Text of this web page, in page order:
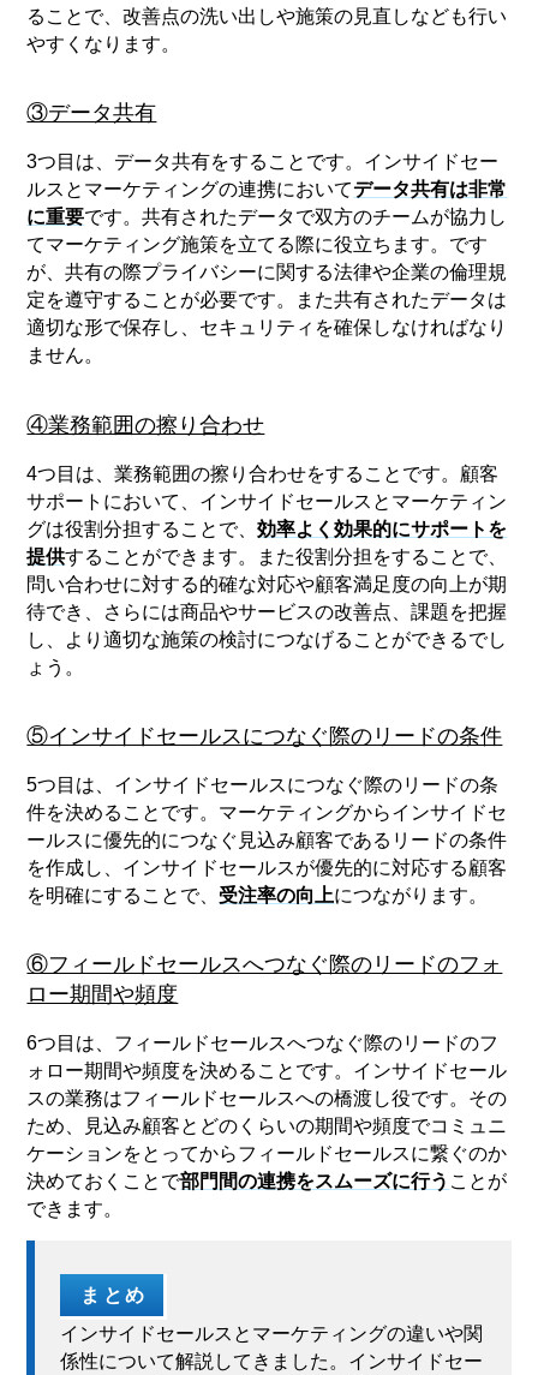
ることで、改善点の洗い出しや施策の見直しなども行い
やすくなります。
③データ共有
3つ目は、データ共有をすることです。インサイドセー
ルスとマーケティングの連携においてデータ共有は非常
に重要です。共有されたデータで双方のチームが協力し
てマーケティング施策を立てる際に役立ちます。です
が、共有の際プライバシーに関する法律や企業の倫理規
定を遵守することが必要です。また共有されたデータは
適切な形で保存し、セキュリティを確保しなければなり
ません。
④業務範囲の擦り合わせ
4つ目は、業務範囲の擦り合わせをすることです。顧客
サポートにおいて、インサイドセールスとマーケティン
グは役割分担することで、効率よく効果的にサポートを
提供することができます。また役割分担をすることで、
問い合わせに対する的確な対応や顧客満足度の向上が期
待でき、さらには商品やサービスの改善点、課題を把握
し、より適切な施策の検討につなげることができるでし
ょう。
⑤インサイドセールスにつなぐ際のリードの条件
5つ目は、インサイドセールスにつなぐ際のリードの条
件を決めることです。マーケティングからインサイドセ
ールスに優先的につなぐ見込み顧客であるリードの条件
を作成し、インサイドセールスが優先的に対応する顧客
を明確にすることで、 受注率の向上につながります。
⑥フィールドセールスへつなぐ際のリードのフォ
ロー期間や頻度
6つ目は、フィールドセールスへつなぐ際のリードのフ
ォロー期間や頻度を決めることです。インサイドセール
スの業務はフィールドセールスへの橋渡し役です。その
ため、見込み顧客とどのくらいの期間や頻度でコミュニ
ケーションをとってからフィールドセールスに繋ぐのか
決めておくことで部門間の連携をスムーズに行う ことが
できます。
まとめ
インサイドセールスとマーケティングの違いや関
係性について解説してきました。インサイドセー